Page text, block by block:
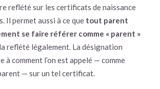
reflété sur les certificats de naissance
Il permet aussi à ce que tout parent
se faire référer comme « parent »
reflété légalement. La désignation
à comment l’on est appelé — comme
— sur un tel certificat.